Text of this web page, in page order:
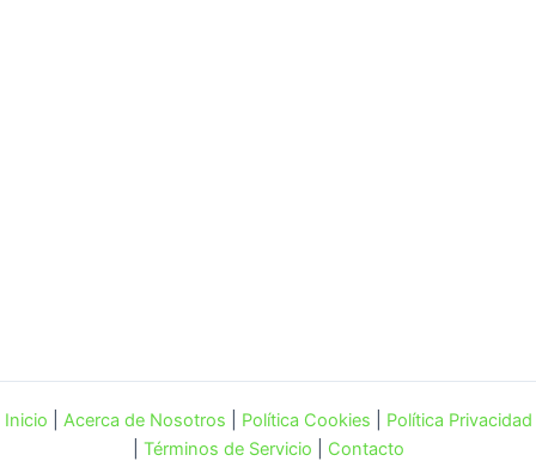
Inicio Acerca de Nosotros Política Cookies
Política Privacidad
Términos de Servicio
Contacto